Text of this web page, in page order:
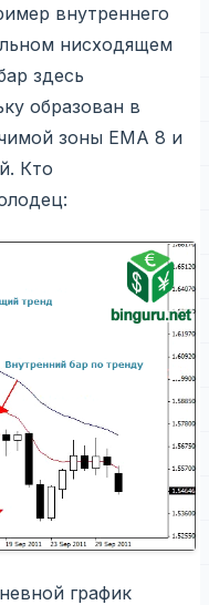
внутреннего
нисходящем
здесь
образован в
зоны EMA 8 и
Кто
график